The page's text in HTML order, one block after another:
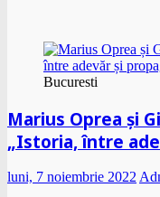
Bucuresti
Marius Oprea și
„Istoria, între
luni, 7 noiembrie 2022